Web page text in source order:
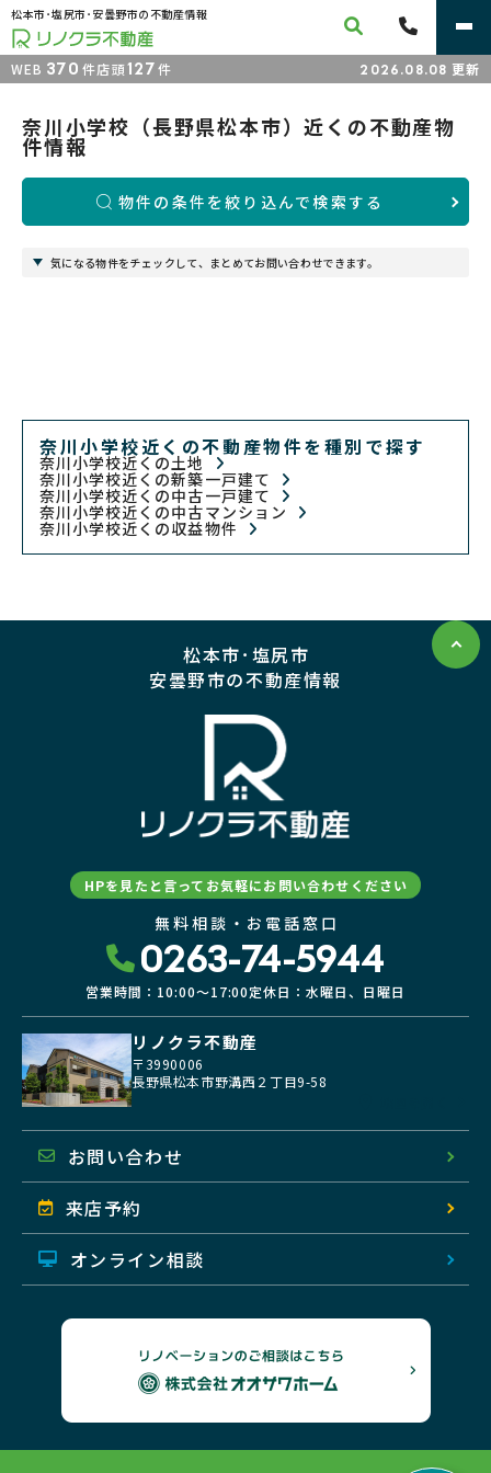
松本市･塩尻市･安曇野市の不動産情報
WEB 370 件店頭127件 2026.08.08 更新
奈川小学校（長野県松本市）近くの不動産物
件情報
物件の条件を絞り込んで検索する
気になる物件をチェックして、まとめてお問い合わせできます。
奈川小学校近くの不動産物件を種別で探す
奈川小学校近くの土地
奈川小学校近くの新築一戸建て
奈川小学校近くの中古一戸建て
奈川小学校近くの中古マンション
奈川小学校近くの収益物件
松本市･塩尻市
安曇野市の不動産情報
HPを見たと言ってお気軽にお問い合わせください
無料相談・お電話窓口
0263-74-5944
営業時間：10:00〜17:00定休日：水曜日、日曜日
リノクラ不動産
〒3990006
長野県松本市野溝西２丁目9-58
お問い合わせ
来店予約
オンライン相談